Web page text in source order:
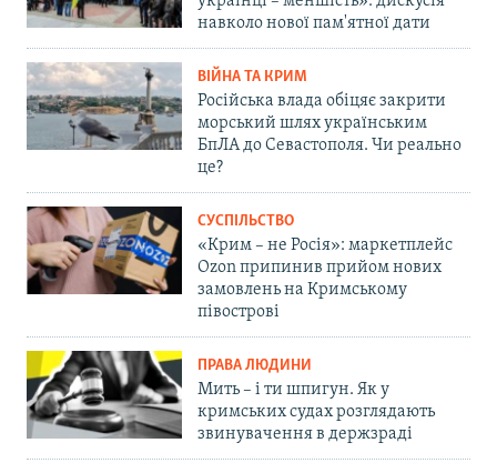
навколо нової пам'ятної дати
ВІЙНА ТА КРИМ
Російська влада обіцяє закрити
морський шлях українським
БпЛА до Севастополя. Чи реально
це?
СУСПІЛЬСТВО
«Крим – не Росія»: маркетплейс
Ozon припинив прийом нових
замовлень на Кримському
півострові
ПРАВА ЛЮДИНИ
Мить – і ти шпигун. Як у
кримських судах розглядають
звинувачення в держзраді